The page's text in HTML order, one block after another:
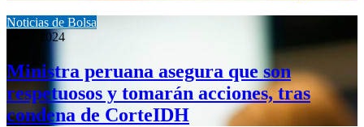
Noticias de Bolsa
24.03.2024
Ministra peruana asegura que son
respetuosos y tomarán acciones, tras
condena de CorteIDH